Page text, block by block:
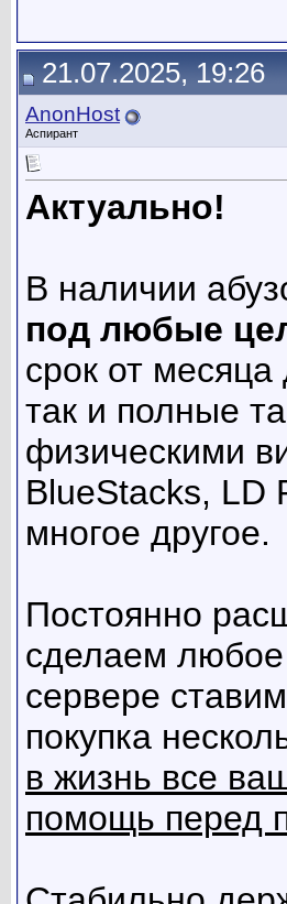
21.07.2025, 19:26
AnonHost
Аспирант
Актуально!
В наличии
под любые
срок от
так и полные
физическими
BlueStacks, LD
многое другое.
Постоянно
сделаем
сервере
покупка
в жизнь все
помощь перед